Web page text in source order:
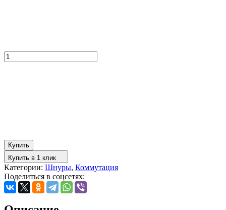
Купить
Купить в 1 клик
Категории: Шнуры, Коммутация
Поделиться в соцсетях: